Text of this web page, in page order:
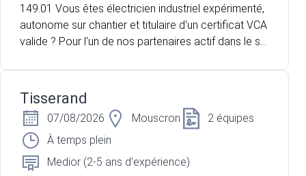
149.01 Vous êtes électricien industriel expérimenté,
autonome sur chantier et titulaire d'un certificat VCA
valide ? Pour l'un de nos partenaires actif dans le se
n industriel pour intervenir au sein d'un bâtiment actu
ellement en construction. Vous travaillerez de maniè
re autonome sur base de plans électriques et serez
accompagné d'un aide-électricien pour la réalisation
des différentes installations.
Tisserand
07/08/2026 Mouscron
2 équipes
À temps plein
Medior (2-5 ans d'expérience)